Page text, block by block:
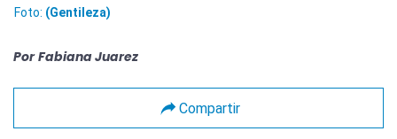
Foto: (Gentileza)
Por Fabiana Juarez
Compartir